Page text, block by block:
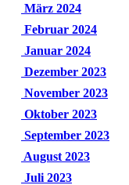
März 2024
Februar 2024
Januar 2024
Dezember 2023
November 2023
Oktober 2023
September 2023
August 2023
Juli 2023